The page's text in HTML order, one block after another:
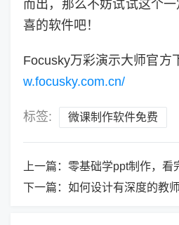
而出，那么不妨试试这个
喜的软件吧！
Focusky万彩演示大师官方
w.focusky.com.cn/
标签: 微课制作软件免费
上一篇： 零基础学ppt制作，看
下一篇： 如何设计有深度的教师节